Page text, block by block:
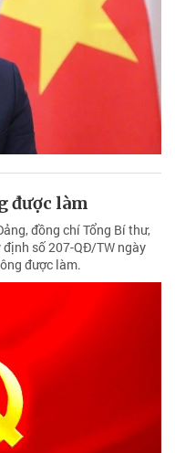
được làm
đồng chí Tổng Bí thư,
số 207-QĐ/TW ngày
được làm.